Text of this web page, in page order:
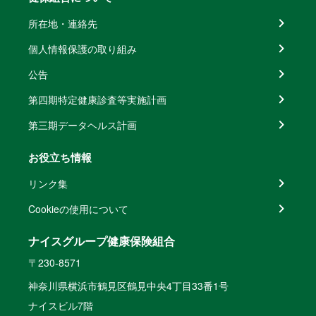
所在地・連絡先
個人情報保護の取り組み
公告
第四期特定健康診査等実施計画
第三期データヘルス計画
お役立ち情報
リンク集
Cookieの使用について
ナイスグループ健康保険組合
〒230-8571
神奈川県横浜市鶴見区鶴見中央4丁目33番1号
ナイスビル7階